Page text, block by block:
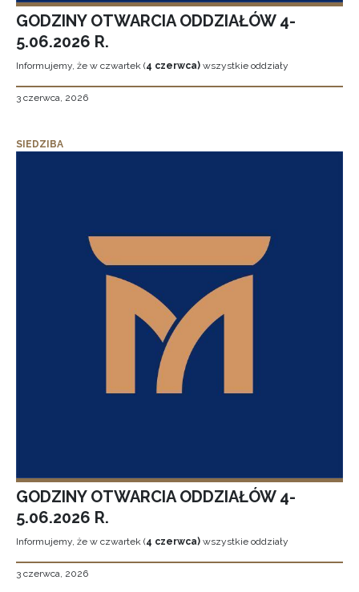
GODZINY OTWARCIA ODDZIAŁÓW 4-
5.06.2026 R.
Informujemy, że w czwartek (4 czerwca) wszystkie oddziały
3 czerwca, 2026
SIEDZIBA
GODZINY OTWARCIA ODDZIAŁÓW 4-
5.06.2026 R.
Informujemy, że w czwartek (4 czerwca) wszystkie oddziały
3 czerwca, 2026